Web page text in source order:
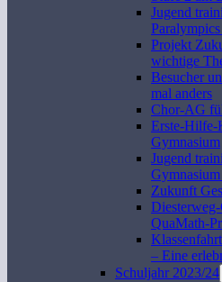
Jugend
Projekt
wichtige
Besucher
mal anders
Chor-AG
Erste-Hilfe-
Gymnasium
Jugend
Zukunft
QuaMath-
– Eine
Schuljahr 2023/24